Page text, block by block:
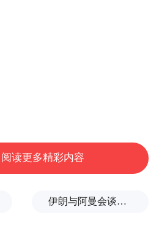
读更多精彩内容
伊朗与阿曼会谈最新细节曝光